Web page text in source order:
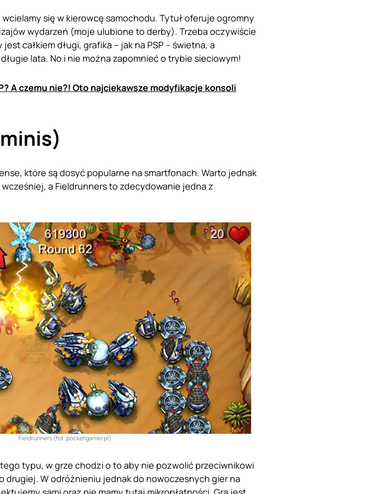
się w kierowcę samochodu. Tytuł oferuje ogromny
wydarzeń (moje ulubione to derby). Trzeba oczywiście
całkiem długi, grafika – jak na PSP – świetna, a
lata. No i nie można zapomnieć o trybie sieciowym!
A czemu nie?! Oto najciekawsze modyfikacje konsoli
które są dosyć popularne na smartfonach. Warto jednak
a Fieldrunners to zdecydowanie jedna z
Fieldrunners (fot. pocketgamer.pl)
typu, w grze chodzi o to aby nie pozwolić przeciwnikowi
drugiej. W odróżnieniu jednak do nowoczesnych gier na